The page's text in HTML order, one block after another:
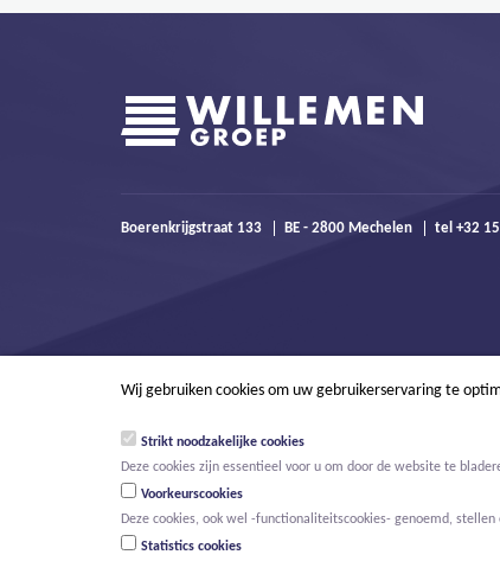
Boerenkrijgstraat 133 BE - 2800 Mechelen tel +32
Wij gebruiken cookies om uw gebruikerservaring te
Strikt noodzakelijke cookies
Deze cookies zijn essentieel voor u om door de website te
Voorkeurscookies
Deze cookies, ook wel -functionaliteitscookies- genoemd,
Statistics cookies